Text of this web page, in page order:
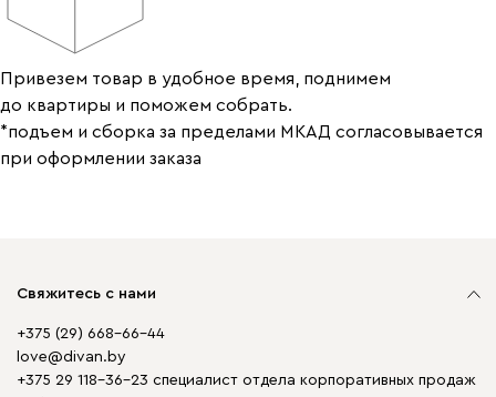
Привезем товар в удобное время, поднимем
до квартиры и поможем собрать.
*подъем и сборка за пределами МКАД согласовывается
при оформлении заказа
Свяжитесь с нами
+375 (29) 668-66-44
love@divan.by
+375 29 118-36-23 специалист отдела корпоративных продаж